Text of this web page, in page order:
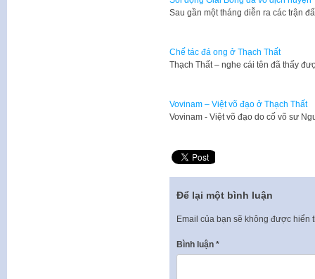
Sau gần một tháng diễn ra các trận
Chế tác đá ong ở Thạch Thất
Thạch Thất – nghe cái tên đã thấy
Vovinam – Việt võ đạo ở Thạch Thất
Vovinam - Việt võ đạo do cố võ sư
Để lại một bình luận
Email của bạn sẽ không được hiển
Bình luận *